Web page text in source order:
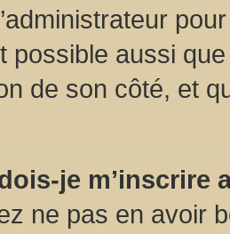
possible aussi
de son côté, et
je m’inscrire
ne pas en avoir